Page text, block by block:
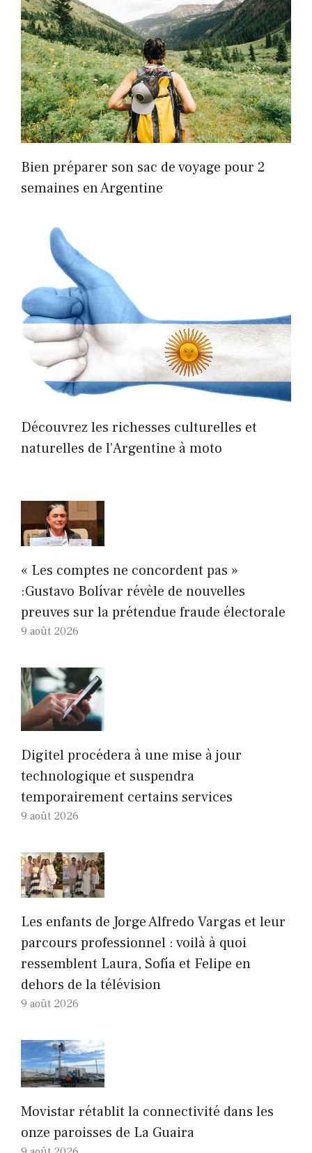
Bien préparer son sac de voyage pour 2
semaines en Argentine
Découvrez les richesses culturelles et
naturelles de l’Argentine à moto
« Les comptes ne concordent pas »
:Gustavo Bolívar révèle de nouvelles
preuves sur la prétendue fraude électorale
9 août 2026
Digitel procédera à une mise à jour
technologique et suspendra
temporairement certains services
9 août 2026
Les enfants de Jorge Alfredo Vargas et leur
parcours professionnel : voilà à quoi
ressemblent Laura, Sofía et Felipe en
dehors de la télévision
9 août 2026
Movistar rétablit la connectivité dans les
onze paroisses de La Guaira